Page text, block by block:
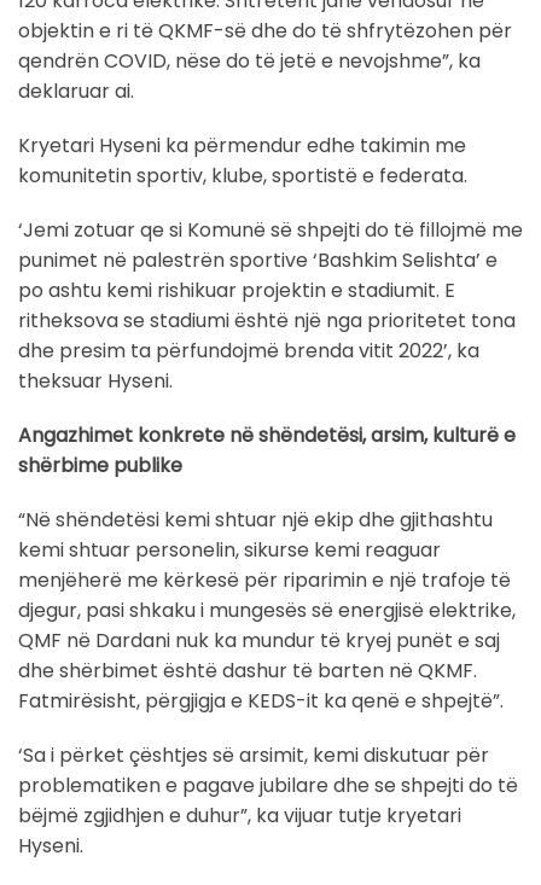
objektin e ri të QKMF-së dhe do të shfrytëzohen për
qendrën COVID, nëse do të jetë e nevojshme”, ka
deklaruar ai.
Kryetari Hyseni ka përmendur edhe takimin me
komunitetin sportiv, klube, sportistë e federata.
‘Jemi zotuar qe si Komunë së shpejti do të fillojmë me
punimet në palestrën sportive ‘Bashkim Selishta’ e
po ashtu kemi rishikuar projektin e stadiumit. E
ritheksova se stadiumi është një nga prioritetet tona
dhe presim ta përfundojmë brenda vitit 2022’, ka
theksuar Hyseni.
Angazhimet konkrete në shëndetësi, arsim, kulturë e
shërbime publike
“Në shëndetësi kemi shtuar një ekip dhe gjithashtu
kemi shtuar personelin, sikurse kemi reaguar
menjëherë me kërkesë për riparimin e një trafoje të
djegur, pasi shkaku i mungesës së energjisë elektrike,
QMF në Dardani nuk ka mundur të kryej punët e saj
dhe shërbimet është dashur të barten në QKMF.
Fatmirësisht, përgjigja e KEDS-it ka qenë e shpejtë”.
‘Sa i përket çështjes së arsimit, kemi diskutuar për
problematiken e pagave jubilare dhe se shpejti do të
bëjmë zgjidhjen e duhur”, ka vijuar tutje kryetari
Hyseni.